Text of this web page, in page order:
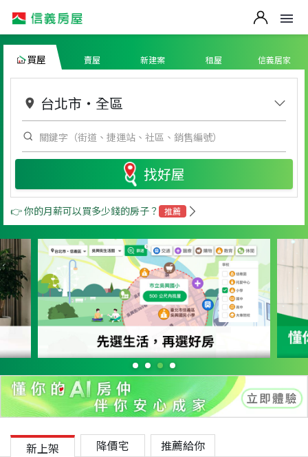
買屋 賣屋 新建案 租屋 信義居家
台北市 ・ 全區
找好屋
👉 你的月薪可以買多少錢的房子？ 推薦
新上架 降價宅 推薦給你